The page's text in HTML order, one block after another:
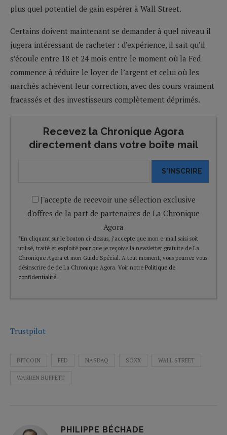
plus quel potentiel de gain espérer à Wall Street.
Certains doivent maintenant se demander à quel niveau il
jugera intéressant de racheter : d’expérience, il sait qu’il
s’écoule entre 18 et 24 mois entre le moment où la Fed
commence à réduire le loyer de l’argent et celui où les
marchés achèvent leur correction, avec des cours vraiment
fracassés et des investisseurs complètement déprimés.
Recevez la Chronique Agora
directement dans votre boîte mail
S'INSCRIRE
J'accepte de recevoir une sélection exclusive
d'offres de la part de partenaires de La Chronique
Agora
*En cliquant sur le bouton ci-dessus, j’accepte que mon e-mail saisi soit
utilisé, traité et exploité pour que je reçoive la newsletter gratuite de La
Chronique Agora et mon Guide Spécial. A tout moment, vous pourrez vous
désinscrire de de La Chronique Agora. Voir notre Politique de
confidentialité.
Trustpilot
BITCOIN FED NASDAQ SOXX WALL STREET
WARREN BUFFETT
PHILIPPE BÉCHADE